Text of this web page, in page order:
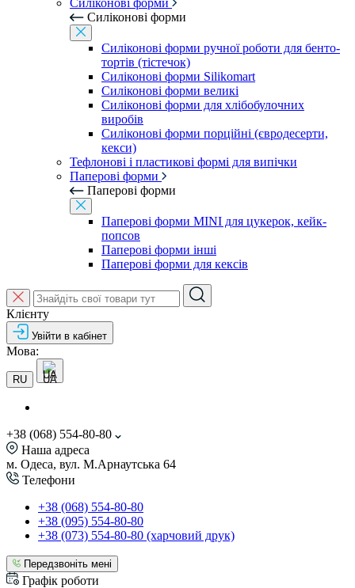
Силіконові форми
Силіконові форми
Силіконові форми ручної роботи для бенто-
тортів (тістечок)
Силіконові форми Silikomart
Силіконові форми великі
Силіконові форми для хлібобулочних
виробів
Силіконові форми порційні (євродесерти,
кекси)
Тефлонові і пластикові формі для випічки
Паперові форми
Паперові форми
Паперові форми MINI для цукерок, кейк-
попсов
Паперові форми інші
Паперові форми для кексів
Клієнту
Увійти в кабінет
Мова:
RU UA
+38 (068) 554-80-80
Наша адреса
м. Одеса, вул. М.Арнаутська 64
Телефони
+38 (068) 554-80-80
+38 (095) 554-80-80
+38 (073) 554-80-80 (харчовий друк)
Передзвоніть мені
Графік роботи